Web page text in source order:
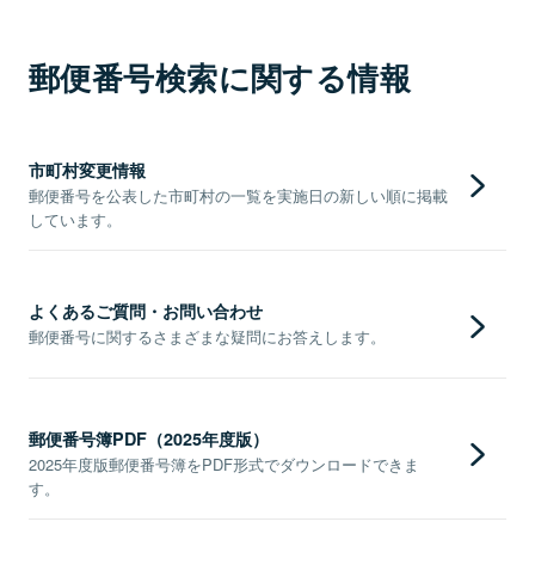
郵便番号検索に関する情報
市町村変更情報
郵便番号を公表した市町村の一覧を実施日の新しい順に掲載
しています。
よくあるご質問・お問い合わせ
郵便番号に関するさまざまな疑問にお答えします。
郵便番号簿PDF（2025年度版）
2025年度版郵便番号簿をPDF形式でダウンロードできま
す。